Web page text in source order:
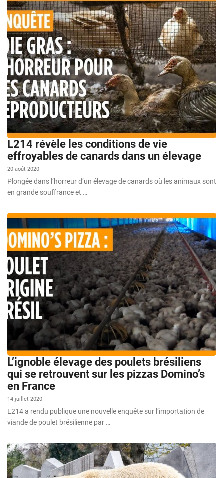
L214 révèle les conditions de vie
effroyables de canards dans un élevage
20 août 2020
Plongée dans l’horreur d’un élevage de canards où les animaux sont
en grande souffrance et …
L’ignoble élevage des poulets brésiliens
qui se retrouvent sur les pizzas Domino’s
en France
14 juillet 2020
L214 a rendu publique une nouvelle enquête sur l’importation de
viande de poulet brésilienne par …